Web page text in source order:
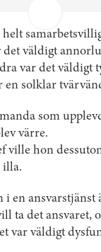
väldigt
var det väldigt
en solklar
som
värre.
ville hon
illa.
en ansvarstjänst
ta det ansvaret,
var väldigt